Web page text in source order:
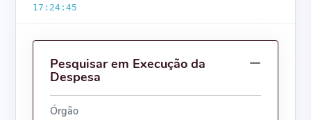
17:24:45
Pesquisar em Execução da
Despesa
Órgão